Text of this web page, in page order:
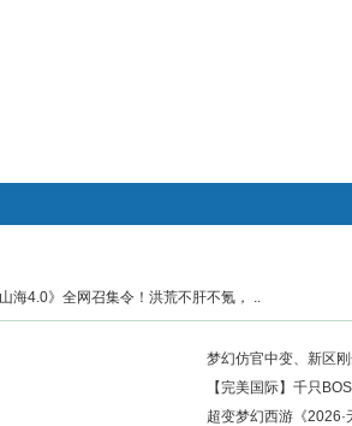
山海4.0》全网召集令！洪荒不肝不氪， ..
梦幻仿官中变、新区
【完美国际】千只
超变梦幻西游《